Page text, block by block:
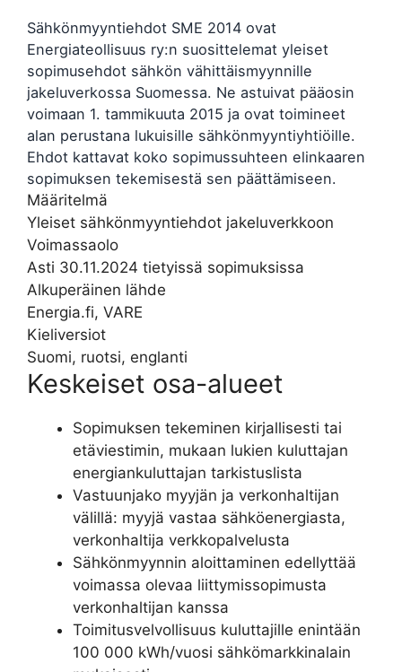
Sähkönmyyntiehdot SME 2014 ovat
Energiateollisuus ry:n suosittelemat yleiset
sopimusehdot sähkön vähittäismyynnille
jakeluverkossa Suomessa. Ne astuivat pääosin
voimaan 1. tammikuuta 2015 ja ovat toimineet
alan perustana lukuisille sähkönmyyntiyhtiöille.
Ehdot kattavat koko sopimussuhteen elinkaaren
sopimuksen tekemisestä sen päättämiseen.
Määritelmä
Yleiset sähkönmyyntiehdot jakeluverkkoon
Voimassaolo
Asti 30.11.2024 tietyissä sopimuksissa
Alkuperäinen lähde
Energia.fi, VARE
Kieliversiot
Suomi, ruotsi, englanti
Keskeiset osa-alueet
Sopimuksen tekeminen kirjallisesti tai
etäviestimin, mukaan lukien kuluttajan
energiankuluttajan tarkistuslista
Vastuunjako myyjän ja verkonhaltijan
välillä: myyjä vastaa sähköenergiasta,
verkonhaltija verkkopalvelusta
Sähkönmyynnin aloittaminen edellyttää
voimassa olevaa liittymissopimusta
verkonhaltijan kanssa
Toimitusvelvollisuus kuluttajille enintään
100 000 kWh/vuosi sähkömarkkinalain